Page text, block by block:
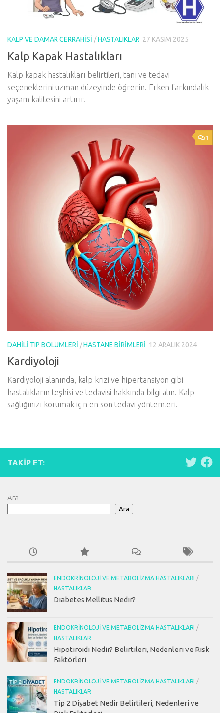
KALP VE DAMAR CERRAHISI /HASTALIKLAR 27 KASIM 2025
Kalp Kapak Hastalıkları
Kalp kapak hastalıkları belirtileri, tanı ve tedavi
seçeneklerini uzman düzeyinde öğrenin. Erken farkındalık
yaşam kalitesini artırır.
1
DAHILI TIP BÖLÜMLERI /HASTANE BIRIMLERI 12 ARALIK 2024
Kardiyoloji
Kardiyoloji alanında, kalp krizi ve hipertansiyon gibi
hastalıkların teşhisi ve tedavisi hakkında bilgi alın. Kalp
sağlığınızı korumak için en son tedavi yöntemleri.
TAKIP ET:
Ara
Ara
ENDOKRINOLOJI VE METABOLIZMA HASTALIKLARI /
HASTALIKLAR
Diabetes Mellitus Nedir?
ENDOKRINOLOJI VE METABOLIZMA HASTALIKLARI /
HASTALIKLAR
Hipotiroidi Nedir? Belirtileri, Nedenleri ve Risk
Faktörleri
ENDOKRINOLOJI VE METABOLIZMA HASTALIKLARI /
HASTALIKLAR
Tip 2 Diyabet Nedir Belirtileri, Nedenleri ve